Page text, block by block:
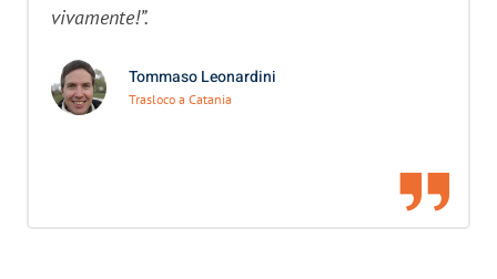
vivamente!”.
Tommaso Leonardini
Trasloco a Catania